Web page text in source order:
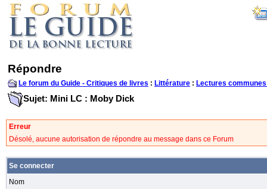
Répondre
Le forum du Guide - Critiques de livres : Littérature : Lectures
Sujet: Mini LC : Moby Dick
Erreur
Désolé, aucune autorisation de répondre au message dans ce Forum
Se connecter
Nom